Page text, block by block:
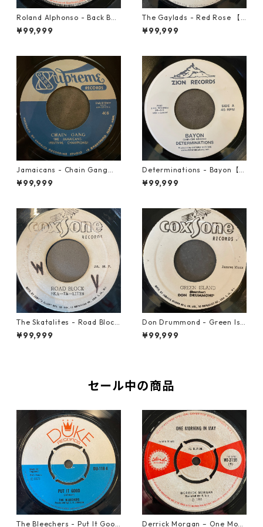
Roland Alphonso - Back Bea
t【7-21909】
¥99,999
The Gaylads - Red Rose 【7
-21853】
¥99,999
Jamaicans - Chain Gang【7
-21911】
¥99,999
Determinations - Bayon【7-
21865】
¥99,999
The Skatalites - Road Block
【7-21996】
¥99,999
Don Drummond - Green Isl
and【7-22018】
¥99,999
セール中の商品
The Bleechers - Put It Good
Derrick Morgan – One Morn